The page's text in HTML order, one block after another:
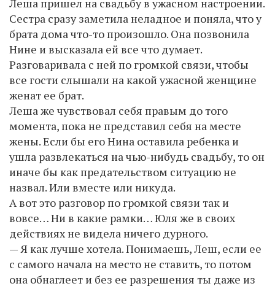
Леша пришел на свадьбу в ужасном настроении.
Сестра сразу заметила неладное и поняла, что у
брата дома что-то произошло. Она позвонила
Нине и высказала ей все что думает.
Разговаривала с ней по громкой связи, чтобы
все гости слышали на какой ужасной женщине
женат ее брат.
Леша же чувствовал себя правым до того
момента, пока не представил себя на месте
жены. Если бы его Нина оставила ребенка и
ушла развлекаться на чью-нибудь свадьбу, то он
иначе бы как предательством ситуацию не
назвал. Или вместе или никуда.
А вот это разговор по громкой связи так и
вовсе… Ни в какие рамки… Юля же в своих
действиях не видела ничего дурного.
— Я как лучше хотела. Понимаешь, Леш, если ее
с самого начала на место не ставить, то потом
она обнаглеет и без ее разрешения ты даже из